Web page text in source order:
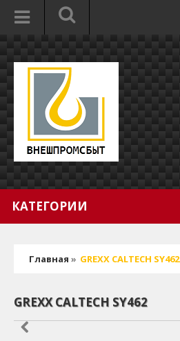
КАТЕГОРИИ
Главная » GREXX CALTECH SY462
GREXX CALTECH SY462